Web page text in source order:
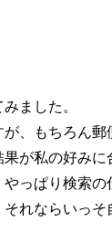
ました。
、もちろん郵
が私の好み
っぱり検索
れならいっ